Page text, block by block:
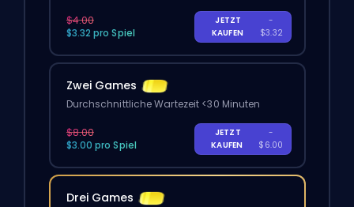
$4.00
$3.32 pro Spiel
JETZT
KAUFEN
-
$3.32
Zwei Games
Durchschnittliche Wartezeit <30 Minuten
$8.00
$3.00 pro Spiel
JETZT
KAUFEN
-
$6.00
Drei Games